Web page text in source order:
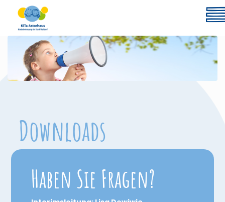
Downloads
Haben Sie Fragen?